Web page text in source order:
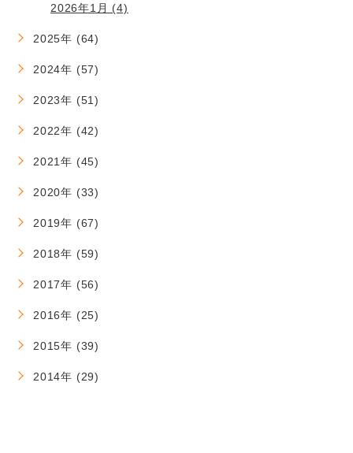
2026年1月 (4)
2025年 (64)
2024年 (57)
2023年 (51)
2022年 (42)
2021年 (45)
2020年 (33)
2019年 (67)
2018年 (59)
2017年 (56)
2016年 (25)
2015年 (39)
2014年 (29)